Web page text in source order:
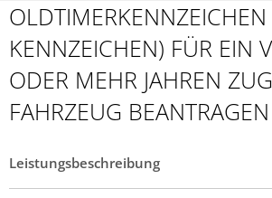
KENNZEICHEN) FÜR EIN
ODER MEHR JAHREN
FAHRZEUG BEANTRAGEN
Leistungsbeschreibung